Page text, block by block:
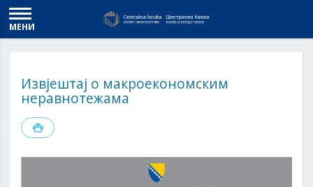
МЕНИ
Извјештај о макроекономским
неравнотежама